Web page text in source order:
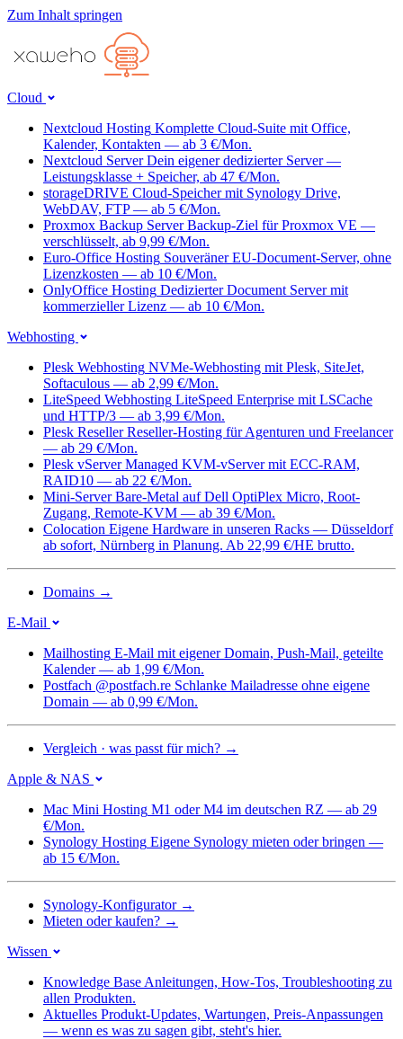
Zum Inhalt springen
Cloud
Nextcloud Hosting Komplette Cloud-Suite mit Office,
Kalender, Kontakten — ab 3 €/Mon.
Nextcloud Server Dein eigener dedizierter Server —
Leistungsklasse + Speicher, ab 47 €/Mon.
storageDRIVE Cloud-Speicher mit Synology Drive,
WebDAV, FTP — ab 5 €/Mon.
Proxmox Backup Server Backup-Ziel für Proxmox VE —
verschlüsselt, ab 9,99 €/Mon.
Euro-Office Hosting Souveräner EU-Document-Server, ohne
Lizenzkosten — ab 10 €/Mon.
OnlyOffice Hosting Dedizierter Document Server mit
kommerzieller Lizenz — ab 10 €/Mon.
Webhosting
Plesk Webhosting NVMe-Webhosting mit Plesk, SiteJet,
Softaculous — ab 2,99 €/Mon.
LiteSpeed Webhosting LiteSpeed Enterprise mit LSCache
und HTTP/3 — ab 3,99 €/Mon.
Plesk Reseller Reseller-Hosting für Agenturen und Freelancer
— ab 29 €/Mon.
Plesk vServer Managed KVM-vServer mit ECC-RAM,
RAID10 — ab 22 €/Mon.
Mini-Server Bare-Metal auf Dell OptiPlex Micro, Root-
Zugang, Remote-KVM — ab 39 €/Mon.
Colocation Eigene Hardware in unseren Racks — Düsseldorf
ab sofort, Nürnberg in Planung. Ab 22,99 €/HE brutto.
Domains →
E-Mail
Mailhosting E-Mail mit eigener Domain, Push-Mail, geteilte
Kalender — ab 1,99 €/Mon.
Postfach @postfach.re Schlanke Mailadresse ohne eigene
Domain — ab 0,99 €/Mon.
Vergleich · was passt für mich? →
Apple & NAS
Mac Mini Hosting M1 oder M4 im deutschen RZ — ab 29
€/Mon.
Synology Hosting Eigene Synology mieten oder bringen —
ab 15 €/Mon.
Synology-Konfigurator →
Mieten oder kaufen? →
Wissen
Knowledge Base Anleitungen, How-Tos, Troubleshooting zu
allen Produkten.
Aktuelles Produkt-Updates, Wartungen, Preis-Anpassungen
— wenn es was zu sagen gibt, steht's hier.